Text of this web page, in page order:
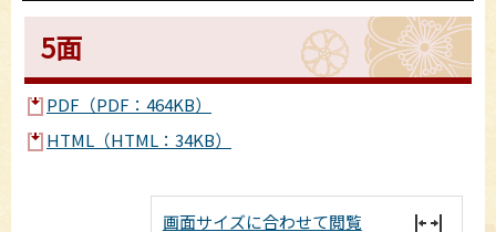
5面
PDF（PDF：464KB）
HTML（HTML：34KB）
画面サイズに合わせて閲覧